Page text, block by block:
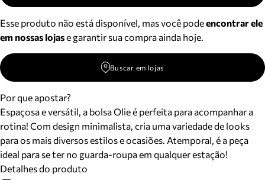
Esse produto não está disponível, mas você podeencontrar ele
em nossas lojase garantir sua compra ainda hoje.
Buscar em lojas
Por que apostar?
Espaçosa e versátil, a bolsa Olie é perfeita para acompanhar a
rotina! Com design minimalista, cria uma variedade de looks
para os mais diversos estilos e ocasiões. Atemporal, é a peça
ideal para se ter no guarda-roupa em qualquer estação!
Detalhes do produto